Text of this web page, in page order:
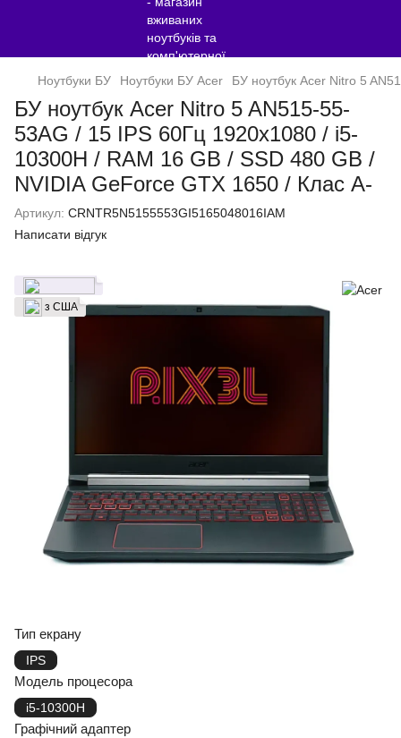
Ноутбуки БУ Ноутбуки БУ Acer БУ ноутбук Acer Nitro 5
БУ ноутбук Acer Nitro 5 AN515-55-
53AG / 15 IPS 60Гц 1920x1080 / i5-
10300H / RAM 16 GB / SSD 480 GB /
NVIDIA GeForce GTX 1650 / Клас A-
Артикул: CRNTR5N5155553GI5165048016IAM
Написати відгук
з США
Тип екрану
IPS
Модель процесора
i5-10300H
Графічний адаптер